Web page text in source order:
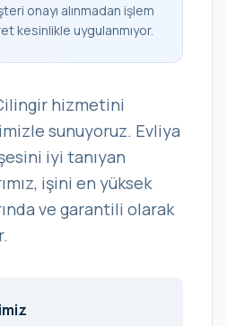
onayı alınmadan işlem
kesinlikle uygulanmıyor.
hizmetini
sunuyoruz. Evliya
iyi tanıyan
işini en yüksek
ve garantili olarak